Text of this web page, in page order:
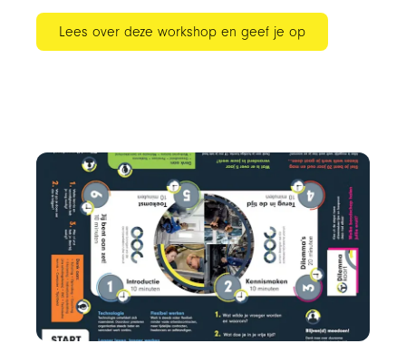
Lees over deze workshop en geef je op